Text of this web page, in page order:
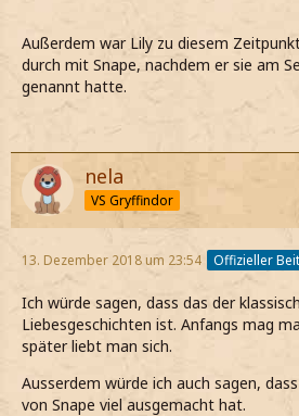
„Wie kommt es, daß sie ihn
unglücklich. „Sie hat ihn gehasst!“
„Ach was, hat sie nicht,“ sagte Sirius.
„Da war James nicht mehr so
„Und hatte aufgehört, Leute nur so
verhexen.“ sagte Lupin.
„Sogar Snape?“ fragte Harry.
„Naja,“ sagte Lupin langsam.
Fall. Ich meine, er hat nie eine
um James ein Fluch
nicht erwarten, daß James das so
oder?“
„Und meine Mum fand das in
„Davon wußte sie nicht so sehr viel,
Sirius. „Ich meine, James hat sich
Außerdem war Lily zu diesem
durch mit Snape, nachdem er sie am
genannt hatte.
nela
VS Gryffindor
13. Dezember 2018 um 23:54 Offizieller
Ich würde sagen, dass das der
Liebesgeschichten ist. Anfangs mag
später liebt man sich.
Ausserdem würde ich auch sagen,
von Snape viel ausgemacht hat.